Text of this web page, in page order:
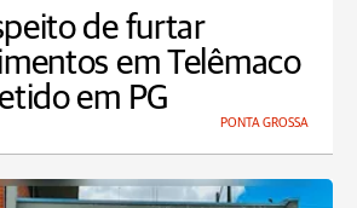
de furtar
em Telêmaco
em PG
PONTA GROSSA